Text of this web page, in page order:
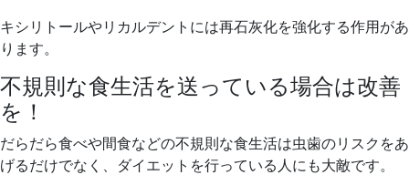
キシリトールやリカルデントには再石灰化を強化する作用があ
ります。
不規則な食生活を送っている場合は改善
を！
だらだら食べや間食などの不規則な食生活は虫歯のリスクをあ
げるだけでなく、ダイエットを行っている人にも大敵です。